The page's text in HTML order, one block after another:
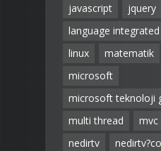
javascript
jquery
language
linux matematik
microsoft
microsoft teknoloji
multi thread
mvc
nedirtv